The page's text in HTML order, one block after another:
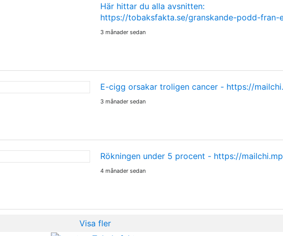
Här hittar du alla avsnitten:
https://tobaksfakta.se/granskande-podd-
3 månader sedan
E-cigg orsakar troligen cancer - https://
3 månader sedan
Rökningen under 5 procent - https://
4 månader sedan
Visa fler